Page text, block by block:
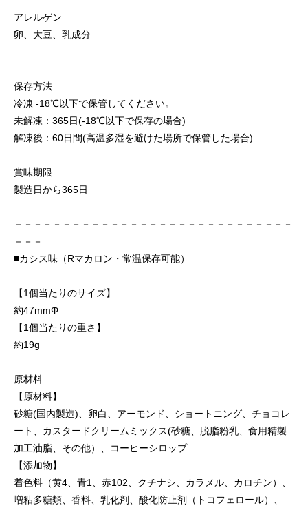
アレルゲン
卵、大豆、乳成分
保存方法
冷凍 -18℃以下で保管してください。
未解凍：365日(-18℃以下で保存の場合)
解凍後：60日間(高温多湿を避けた場所で保管した場合)
賞味期限
製造日から365日
－－－－－－－－－－－－－－－－－－－－－－－－－－－－－
－－－
■カシス味（Rマカロン・常温保存可能）
【1個当たりのサイズ】
約47mmΦ
【1個当たりの重さ】
約19g
原材料
【原材料】
砂糖(国内製造)、卵白、アーモンド、ショートニング、チョコレ
ート、カスタードクリームミックス(砂糖、脱脂粉乳、食用精製
加工油脂、その他）、コーヒーシロップ
【添加物】
着色料（黄4、青1、赤102、クチナシ、カラメル、カロチン）、
増粘多糖類、香料、乳化剤、酸化防止剤（トコフェロール）、